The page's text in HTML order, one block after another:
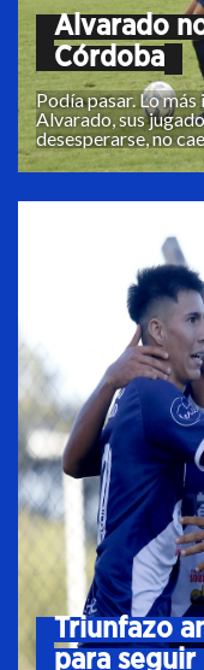
Alvarado
Córdoba
Podía pasar. Lo
Alvarado, sus
desesperarse, no
Triunfazo
para